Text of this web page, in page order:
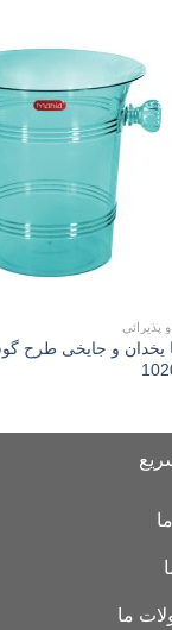
پذیرائی
يخدان و جايخی طرح
ما